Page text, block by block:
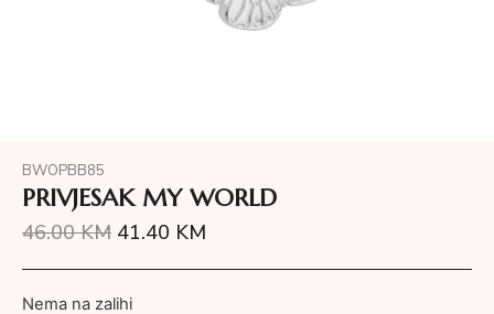
BWOPBB85
PRIVJESAK MY WORLD
46.00KM 41.40 KM
Nema na zalihi